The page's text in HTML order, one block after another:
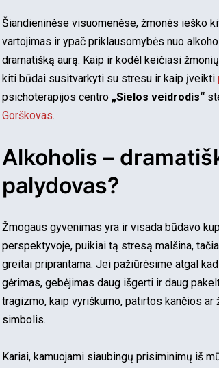
Šiandieninėse visuomenėse, žmonės ieško
vartojimas ir ypač priklausomybės nuo
dramatišką aurą. Kaip ir kodėl keičiasi
kiti būdai susitvarkyti su stresu ir kaip įveikti
psichoterapijos centro „Sielos veidrodis“
Gorškovas.
Alkoholis –
palydovas?
Žmogaus gyvenimas yra ir visada būdavo
perspektyvoje, puikiai tą stresą malšina,
greitai priprantama. Jei pažiūrėsime atgal
gėrimas, gebėjimas daug išgerti ir daug
tragizmo, kaip vyriškumo, patirtos kančios
simbolis.
Kariai, kamuojami siaubingų prisiminimų iš